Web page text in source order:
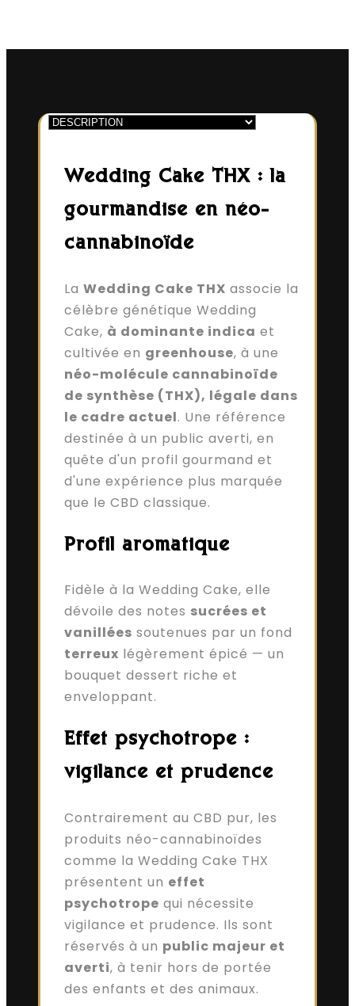
Wedding Cake THX : la
gourmandise en néo-
cannabinoïde
La Wedding Cake THX associe la
célèbre génétique Wedding
Cake, à dominante indica et
cultivée en greenhouse, à une
néo-molécule cannabinoïde
de synthèse (THX), légale dans
le cadre actuel. Une référence
destinée à un public averti, en
quête d'un profil gourmand et
d'une expérience plus marquée
que le CBD classique.
Profil aromatique
Fidèle à la Wedding Cake, elle
dévoile des notes sucrées et
vanillées soutenues par un fond
terreux légèrement épicé — un
bouquet dessert riche et
enveloppant.
Effet psychotrope :
vigilance et prudence
Contrairement au CBD pur, les
produits néo-cannabinoïdes
comme la Wedding Cake THX
présentent un effet
psychotrope qui nécessite
vigilance et prudence. Ils sont
réservés à un public majeur et
averti, à tenir hors de portée
des enfants et des animaux.